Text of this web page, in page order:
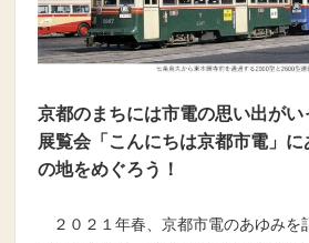
京都のまちには市電の思い出がい
展覧会「こんにちは京都市電」に
の地をめぐろう！
２０２１年春、京都市電のあゆみを